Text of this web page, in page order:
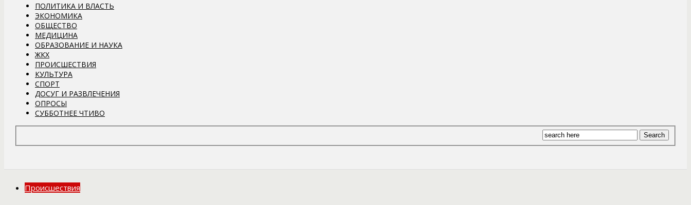
ПОЛИТИКА И ВЛАСТЬ
ЭКОНОМИКА
ОБЩЕСТВО
МЕДИЦИНА
ОБРАЗОВАНИЕ И НАУКА
ЖКХ
ПРОИСШЕСТВИЯ
КУЛЬТУРА
СПОРТ
ДОСУГ И РАЗВЛЕЧЕНИЯ
ОПРОСЫ
СУББОТНЕЕ ЧТИВО
Происшествия